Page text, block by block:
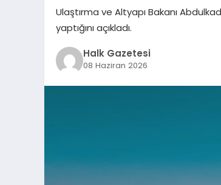
Ulaştırma ve Altyapı Bakanı
yaptığını açıkladı.
Halk Gazetesi
08 Haziran 2026